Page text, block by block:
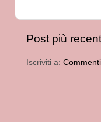
Post più
Iscriviti a: